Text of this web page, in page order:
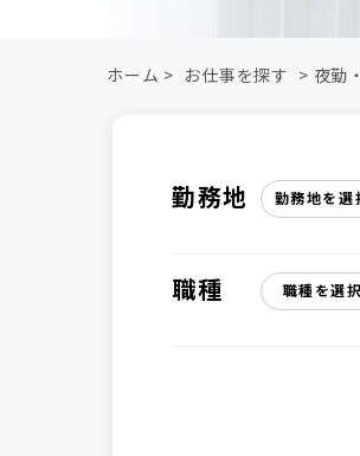
ホーム > お仕事を探す > 夜勤
勤務地 勤務地を選
職種 職種を選択